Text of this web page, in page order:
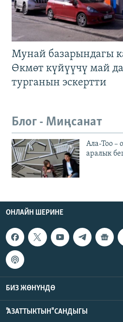
Мунай базарындагы
Өкмөт күйүүчү май
турганын эскертти
Блог - Миңсанат
Ала-Тоо –
аралык
ОНЛАЙН ШЕРИНЕ
БИЗ ЖӨНҮНДӨ
"АЗАТТЫКТЫН" САНДЫГЫ